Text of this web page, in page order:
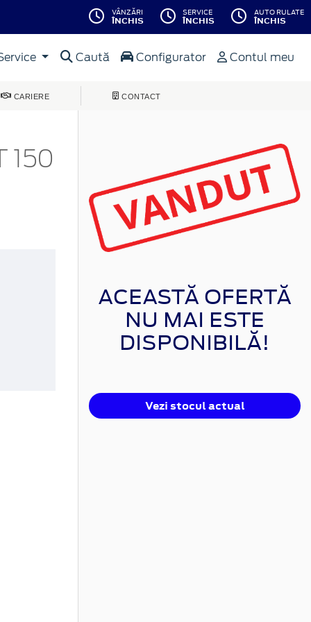
VÂNZĂRI
ÎNCHIS
SERVICE
ÎNCHIS
AUTO RULATE
ÎNCHIS
Caută Configurator Contul meu
CARIERE CONTACT
150
ACEASTĂ OFERTĂ
NU MAI ESTE
DISPONIBILĂ!
Vezi stocul actual